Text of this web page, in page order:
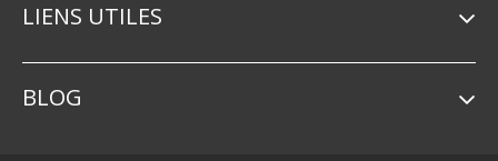
LIENS UTILES
BLOG